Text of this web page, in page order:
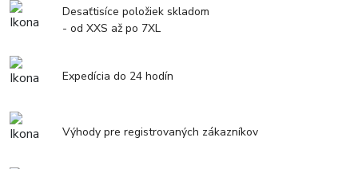
Desaťtisíce položiek skladom
- od XXS až po 7XL
Expedícia do 24 hodín
Výhody pre registrovaných zákazníkov